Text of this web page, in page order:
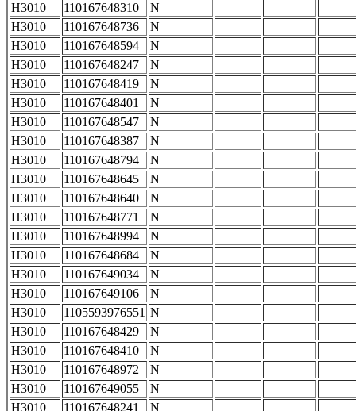
H3010
110167648310
N
H3010
110167648736
N
H3010
110167648594
N
H3010
110167648247
N
H3010
110167648419
N
H3010
110167648401
N
H3010
110167648547
N
H3010
110167648387
N
H3010
110167648794
N
H3010
110167648645
N
H3010
110167648640
N
H3010
110167648771
N
H3010
110167648994
N
H3010
110167648684
N
H3010
110167649034
N
H3010
110167649106
N
H3010
1105593976551 N
H3010
110167648429
N
H3010
110167648410
N
H3010
110167648972
N
H3010
110167649055
N
H3010
110167648241 N